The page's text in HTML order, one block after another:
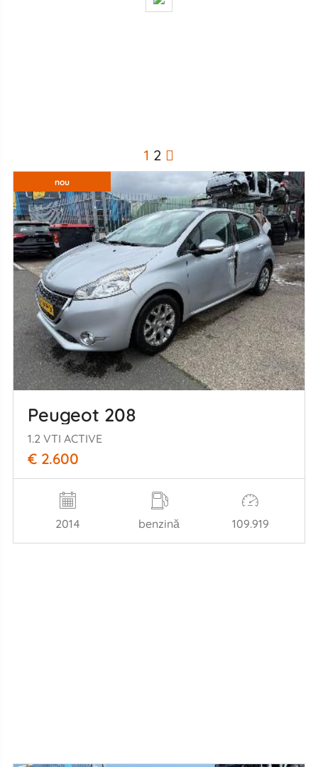
1 2
nou
Peugeot 208
1.2 VTI ACTIVE
€ 2.600
2014 benzină 109.919